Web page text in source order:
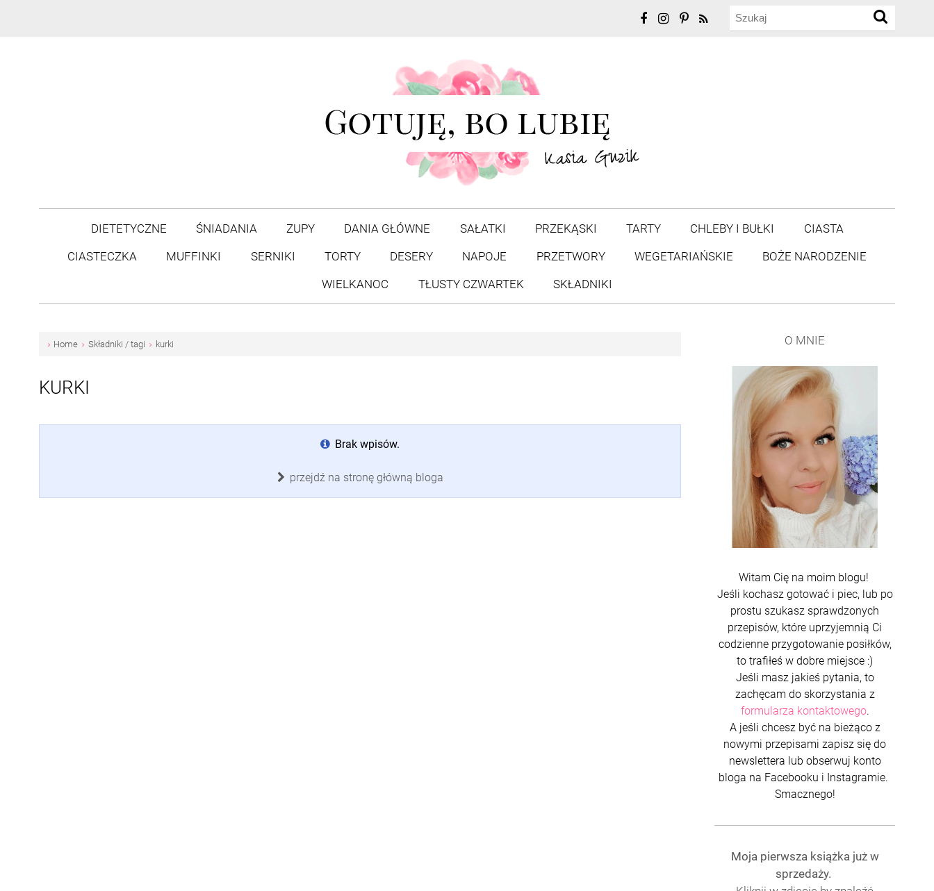
DIETETYCZNE ŚNIADANIA ZUPY DANIA GŁÓWNE SAŁATKI PRZEKĄSKI TARTY CHLEBY I BUŁKI
CIASTA
CIASTECZKA
MUFFINKI SERNIKI TORTY DESERY NAPOJE PRZETWORY WEGETARIAŃSKIE
BOŻE NARODZENIE
WIELKANOC
TŁUSTY CZWARTEK SKŁADNIKI
Home Składniki / tagi kurki
KURKI
Brak wpisów.
przejdź na stronę główną bloga
O MNIE
Witam Cię na moim blogu!
Jeśli kochasz gotować i piec, lub po
prostu szukasz sprawdzonych
przepisów, które uprzyjemnią Ci
codzienne przygotowanie posiłków,
to trafiłeś w dobre miejsce :)
Jeśli masz jakieś pytania, to
zachęcam do skorzystania z
formularza kontaktowego.
A jeśli chcesz być na bieżąco z
nowymi przepisami zapisz się do
newslettera lub obserwuj konto
bloga na Facebooku i Instagramie.
Smacznego!
Moja pierwsza książka już w
sprzedaży.